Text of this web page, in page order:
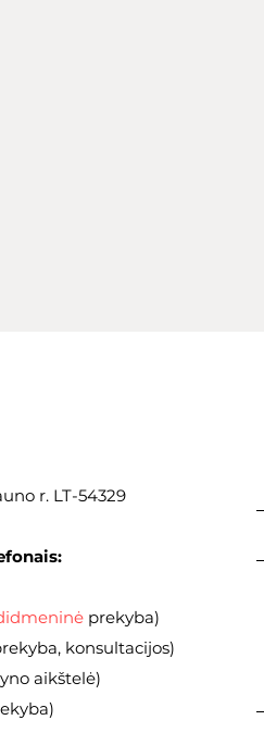
r. LT-54329
prekyba)
konsultacijos)
aikštelė)